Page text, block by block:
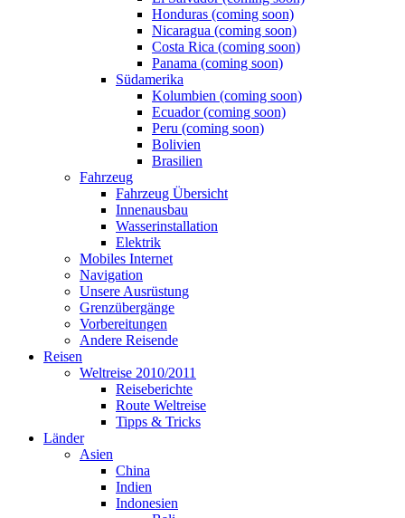
Honduras (coming soon)
Nicaragua (coming soon)
Costa Rica (coming soon)
Panama (coming soon)
Südamerika
Kolumbien (coming soon)
Ecuador (coming soon)
Peru (coming soon)
Bolivien
Brasilien
Fahrzeug
Fahrzeug Übersicht
Innenausbau
Wasserinstallation
Elektrik
Mobiles Internet
Navigation
Unsere Ausrüstung
Grenzübergänge
Vorbereitungen
Andere Reisende
Reisen
Weltreise 2010/2011
Reiseberichte
Route Weltreise
Tipps & Tricks
Länder
Asien
China
Indien
Indonesien